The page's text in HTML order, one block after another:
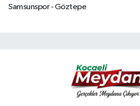
Samsunspor - Göztepe